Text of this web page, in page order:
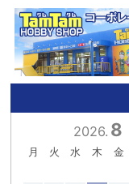
2026. 8
月 火 水 木 金